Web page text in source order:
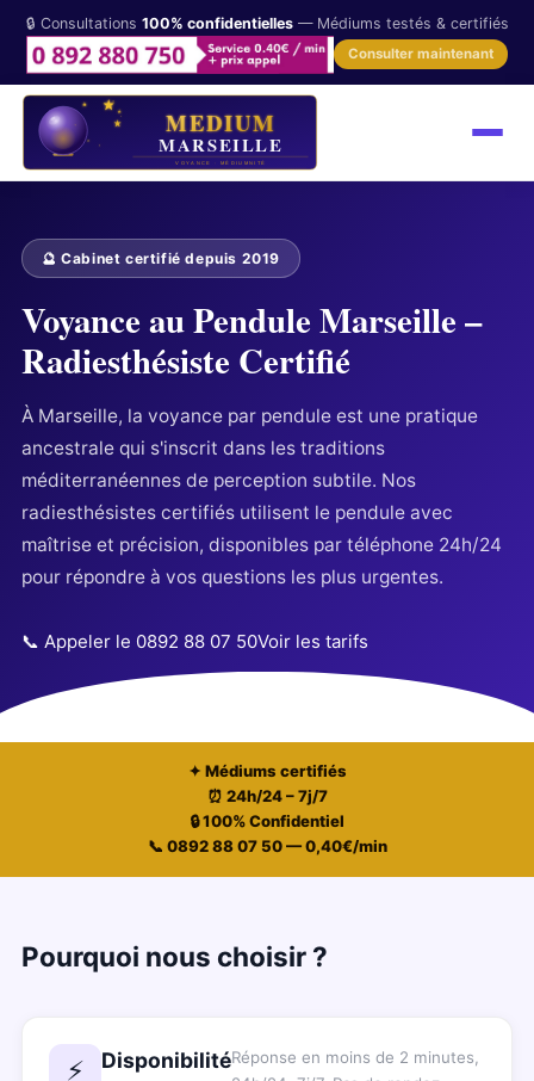
🔒 Consultations 100% confidentielles— Médiums testés & certifiés
Consulter maintenant
🔮 Cabinet certifié depuis 2019
Voyance au Pendule Marseille –
Radiesthésiste Certifié
À Marseille, la voyance par pendule est une pratique
ancestrale qui s'inscrit dans les traditions
méditerranéennes de perception subtile. Nos
radiesthésistes certifiés utilisent le pendule avec
maîtrise et précision, disponibles par téléphone 24h/24
pour répondre à vos questions les plus urgentes.
📞 Appeler le 0892 88 07 50Voir les tarifs
✦ Médiums certifiés
⏰ 24h/24 – 7j/7
🔒 100% Confidentiel
📞 0892 88 07 50 — 0,40€/min
Pourquoi nous choisir ?
⚡
DisponibilitéRéponse en moins de 2 minutes,